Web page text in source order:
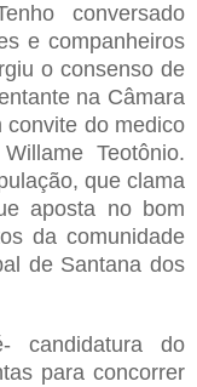
conversado
e companheiros
o consenso de
na Câmara
convite do medico
Teotônio.
que clama
aposta no bom
da comunidade
de Santana dos
candidatura do
para concorrer